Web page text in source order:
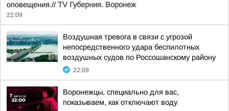
оповещения.// TV Губерния. Воронеж
22:09
Воздушная тревога в связи с угрозой
непосредственного удара беспилотных
воздушных судов по Россошанскому району
22:09
Воронежцы, специально для вас,
показываем, как отключают воду